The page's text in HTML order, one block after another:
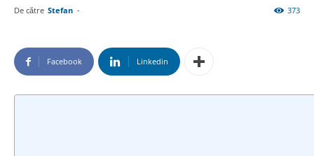
De către Stefan - 373
Facebook Linkedin